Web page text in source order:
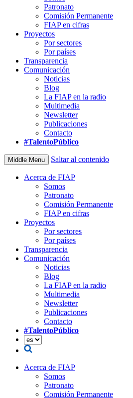
Patronato
Comisión Permanente
FIAP en cifras
Proyectos
Por sectores
Por países
Transparencia
Comunicación
Noticias
Blog
La FIAP en la radio
Multimedia
Newsletter
Publicaciones
Contacto
#TalentoPúblico
Middle Menu Saltar al contenido
Acerca de FIAP
Somos
Patronato
Comisión Permanente
FIAP en cifras
Proyectos
Por sectores
Por países
Transparencia
Comunicación
Noticias
Blog
La FIAP en la radio
Multimedia
Newsletter
Publicaciones
Contacto
#TalentoPúblico
Acerca de FIAP
Somos
Patronato
Comisión Permanente